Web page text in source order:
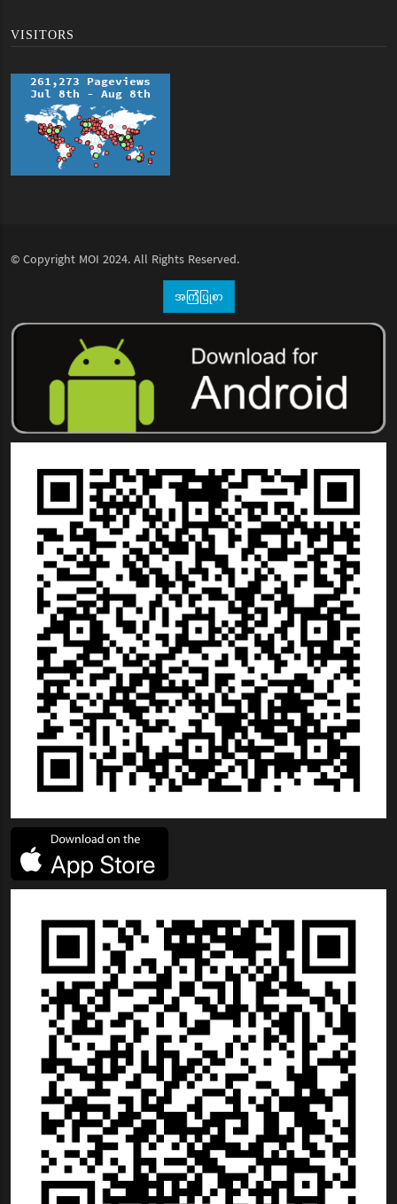
VISITORS
© Copyright MOI 2024. All Rights Reserved.
အကြံပြုစာ